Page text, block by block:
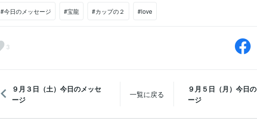
#今日のメッセージ #宝龍 #カップの２ #love
3
９月３日（土）今日のメッセ
ージ
一覧に戻る
９月５日（月）今日
ージ